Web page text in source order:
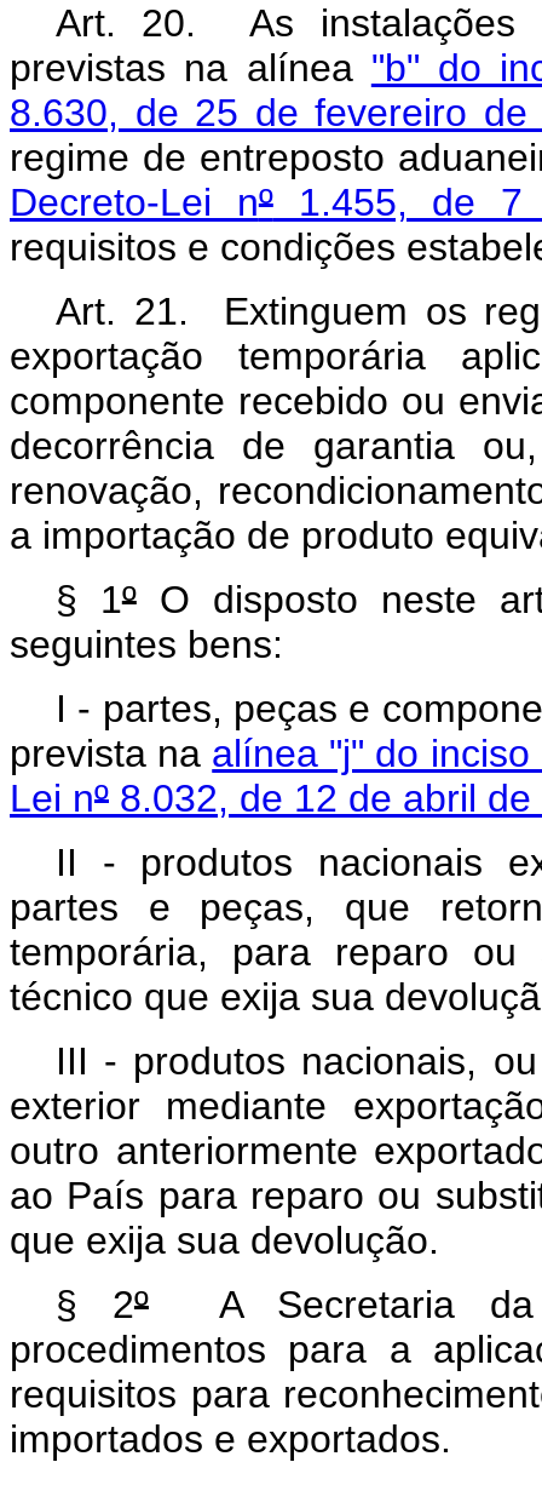
Art. 20. As instalações
previstas na alínea "b" do
8.630, de 25 de fevereiro de
regime de entreposto
Decreto-Lei nº1.455, de 7
requisitos e condições
Art. 21. Extinguem os
exportação temporária
componente recebido ou
decorrência de garantia
renovação,
a importação de produto
§ 1ºO disposto neste
seguintes bens:
I - partes, peças e
prevista na alínea "j" do
Lei nº 8.032, de 12 de abril de
II - produtos nacionais
partes e peças, que
temporária, para reparo
técnico que exija sua
III - produtos nacionais,
exterior mediante
outro anteriormente
ao País para reparo ou
que exija sua devolução.
§ 2ºA Secretaria da
procedimentos para a
requisitos para
importados e exportados.